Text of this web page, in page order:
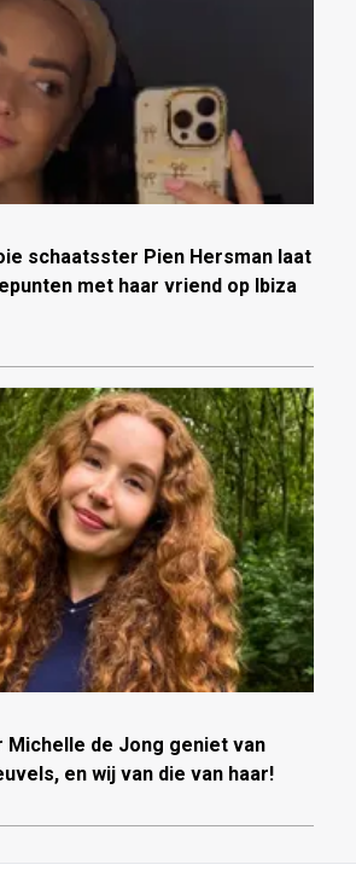
schaatsster Pien Hersman laat
met haar vriend op Ibiza
de Jong geniet van
en wij van die van haar!